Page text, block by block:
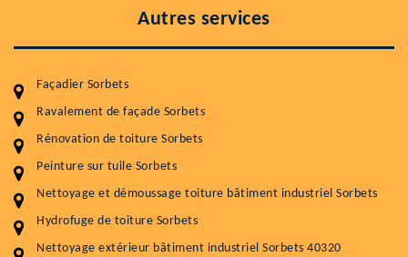
Autres services
Façadier Sorbets
Ravalement de façade Sorbets
Rénovation de toiture Sorbets
Peinture sur tuile Sorbets
Nettoyage et démoussage toiture bâtiment industriel Sorbets
Hydrofuge de toiture Sorbets
Nettoyage extérieur bâtiment industriel Sorbets 40320
Entretenir votre toiture, c'est préserver sa
durabilité
Plus de 15 ans d'expérience en couverture et facade
Service